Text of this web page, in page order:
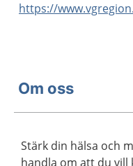
Om oss
Stärk din hälsa och
handla om att du vill